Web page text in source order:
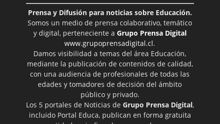
Prensa y Difusión para noticias sobre Educación.
Somos un medio de prensa colaborativo, temático
y digital, perteneciente a Grupo Prensa Digital
www.grupoprensadigital.cl.
Damos visibilidad a temas del área Educación,
mediante la publicación de contenidos de calidad,
con una audiencia de profesionales de todas las
edades y tomadores de decisión del ámbito
público y privado.
Los 5 portales de Noticias de Grupo Prensa Digital,
incluido Portal Educa, publican en forma gratuita